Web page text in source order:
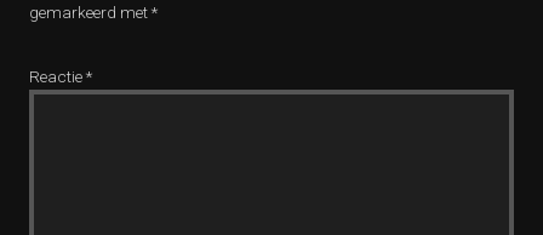
gemarkeerd met*
Reactie*